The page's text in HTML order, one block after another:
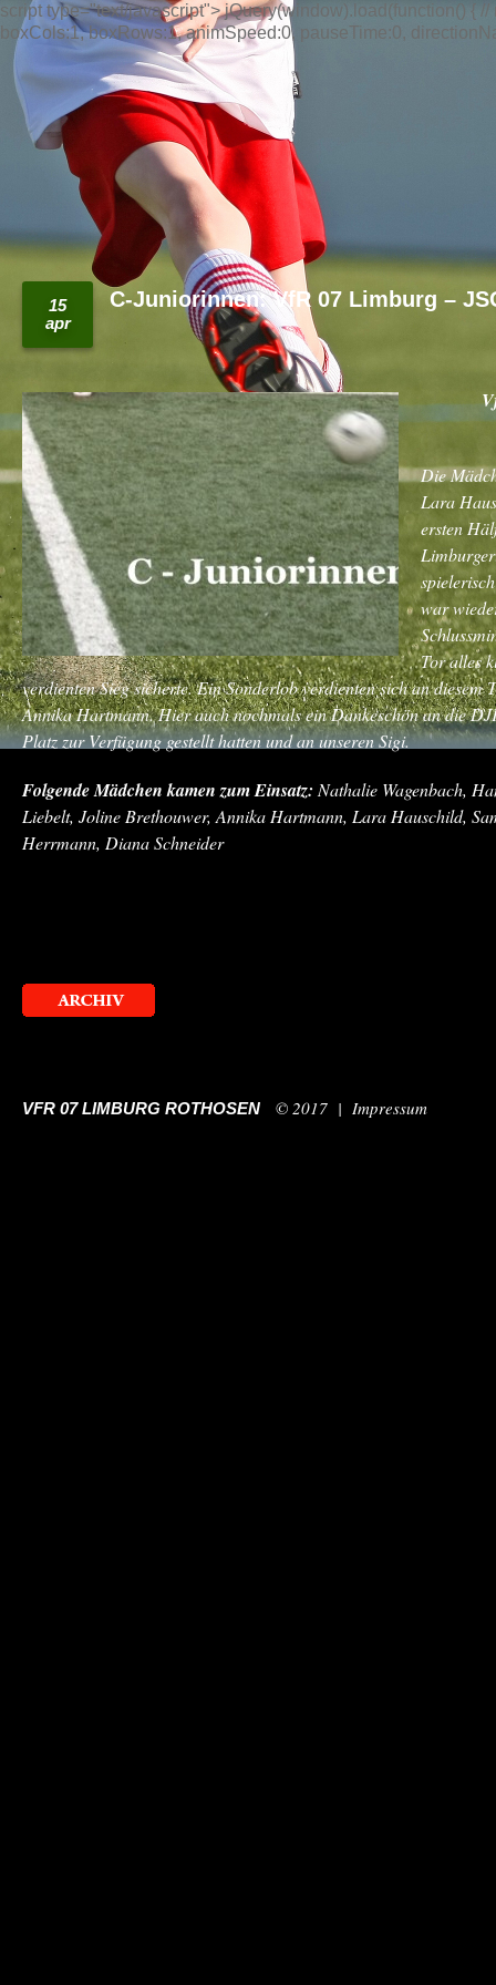
script type="text/javascript"> jQuery(window).load(function() {
boxCols:1, boxRows:1, animSpeed:0, pauseTime:0,
15
apr
C-Juniorinnen: VfR 07 Limburg –
Die
Lara
ersten
war
Tor alles
verdienten Sieg sicherte. Ein Sonderlob verdienten sich an diesem
Annika Hartmann. Hier auch nochmals ein Dankeschön an die
Platz zur Verfügung gestellt hatten und an unseren Sigi.
Folgende Mädchen kamen zum Einsatz: Nathalie Wagenbach,
Liebelt, Joline Brethouwer, Annika Hartmann, Lara Hauschild,
Herrmann, Diana Schneider
VFR 07 LIMBURG ROTHOSEN © 2017 | Impressum